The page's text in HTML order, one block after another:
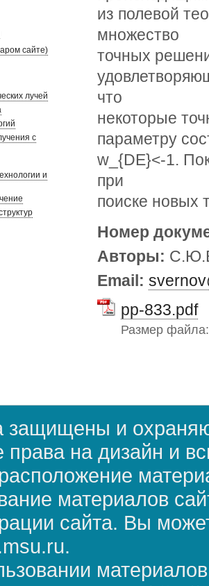
сайте)
лучей
с
и
из полевой
множество
точных
что
некоторые
параметру
w_{DE}<-1.
при
поиске новых
Номер
Авторы:
Email:
pp-833.pdf
Размер
защищены и
права на дизайн и
материалов
сайта. Вы